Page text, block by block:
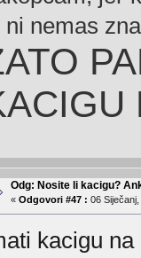
ni nemas
Odg: Nosite li kacigu?
« Odgovori #47 : 06
kacigu